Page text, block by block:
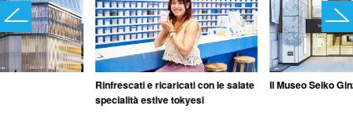
Rinfrescati e ricaricati con le salate
specialità estive tokyesi
Il Museo Seiko